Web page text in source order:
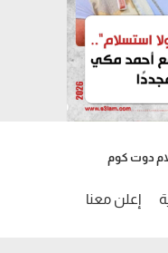
دوت كوم
إعلن معنا